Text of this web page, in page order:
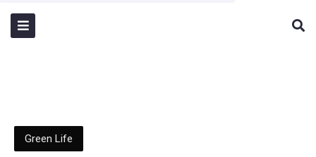
Green Life